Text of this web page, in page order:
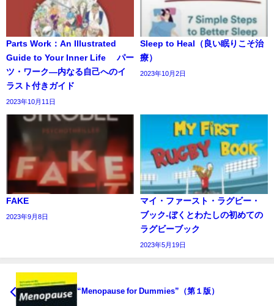
Parts Work：An Illustrated
Guide to Your Inner Life パー
ツ・ワーク―内なる自己へのイ
ラスト付きガイド
2023年10月11日
Sleep to Heal（良い眠りこそ治
療）
2023年10月2日
FAKE
2023年9月8日
マイ・ファースト・ラグビー・
ブック‐ぼくとわたしの初めての
ラグビーブック
2023年5月19日
“Menopause for Dummies”（第１版）